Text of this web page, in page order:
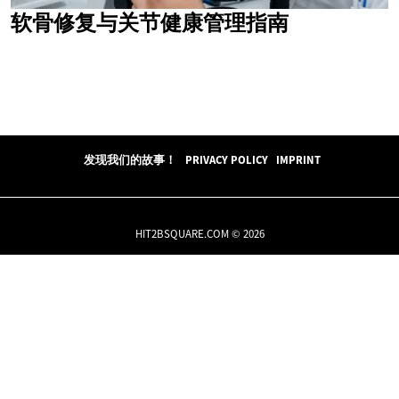
软骨修复与关节健康管理指南
发现我们的故事！ PRIVACY POLICY IMPRINT
HIT2BSQUARE.COM © 2026